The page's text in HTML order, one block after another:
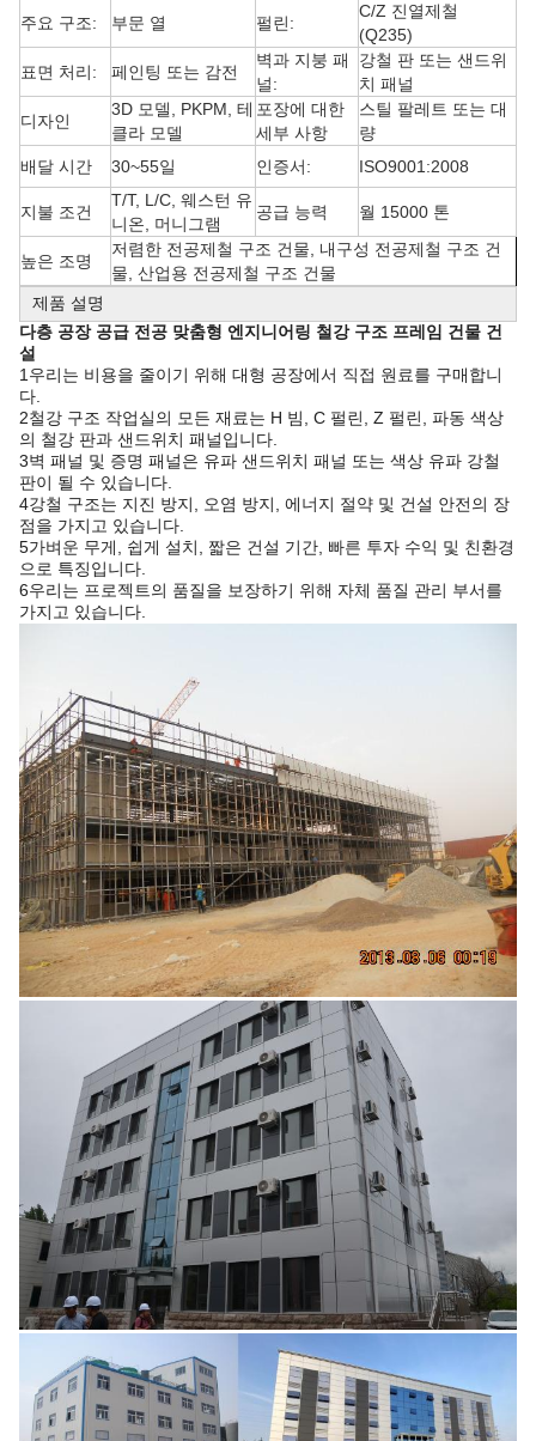
주요 구조:
부문 열 펄린:
C/Z 진열제철
(Q235)
표면 처리:
페인팅 또는 감전
벽과 지붕 패
널:
강철 판 또는 샌드위
치 패널
디자인
3D 모델, PKPM, 테
클라 모델
포장에 대한
세부 사항
스틸 팔레트 또는 대
량
배달 시간
30~55일 인증서: ISO9001:2008
지불 조건
T/T, L/C, 웨스턴 유
니온, 머니그램
공급 능력 월 15000 톤
높은 조명
저렴한 전공제철 구조 건물, 내구성 전공제철 구조 건
물, 산업용 전공제철 구조 건물
제품 설명
다층 공장 공급 전공 맞춤형 엔지니어링 철강 구조 프레임 건물 건
설
1우리는 비용을 줄이기 위해 대형 공장에서 직접 원료를 구매합니
다.
2철강 구조 작업실의 모든 재료는 H 빔, C 펄린, Z 펄린, 파동 색상
의 철강 판과 샌드위치 패널입니다.
3벽 패널 및 증명 패널은 유파 샌드위치 패널 또는 색상 유파 강철
판이 될 수 있습니다.
4강철 구조는 지진 방지, 오염 방지, 에너지 절약 및 건설 안전의 장
점을 가지고 있습니다.
5가벼운 무게, 쉽게 설치, 짧은 건설 기간, 빠른 투자 수익 및 친환경
으로 특징입니다.
6우리는 프로젝트의 품질을 보장하기 위해 자체 품질 관리 부서를
가지고 있습니다.